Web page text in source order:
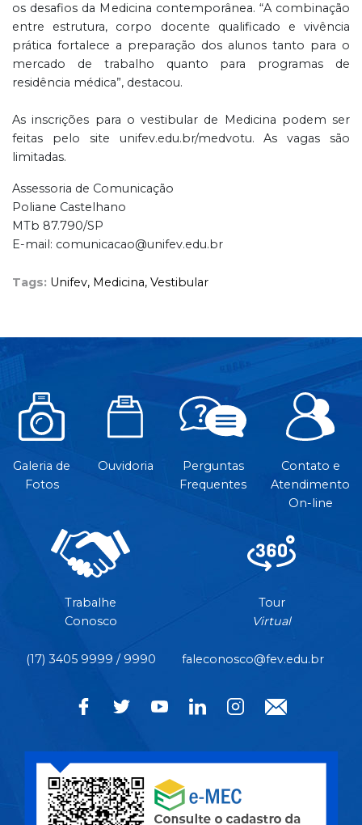
os desafios da Medicina contemporânea. “A combinação
entre estrutura, corpo docente qualificado e vivência
prática fortalece a preparação dos alunos tanto para o
mercado de trabalho quanto para programas de
residência médica”, destacou.
As inscrições para o vestibular de Medicina podem ser
feitas pelo site unifev.edu.br/medvotu. As vagas são
limitadas.
Assessoria de Comunicação
Poliane Castelhano
MTb 87.790/SP
E-mail: comunicacao@unifev.edu.br
Tags: Unifev, Medicina, Vestibular
Galeria de
Fotos
Ouvidoria
Perguntas
Frequentes
Contato e
Atendimento
On-line
Trabalhe
Conosco
Tour
Virtual
(17) 3405 9999 / 9990 faleconosco@fev.edu.br